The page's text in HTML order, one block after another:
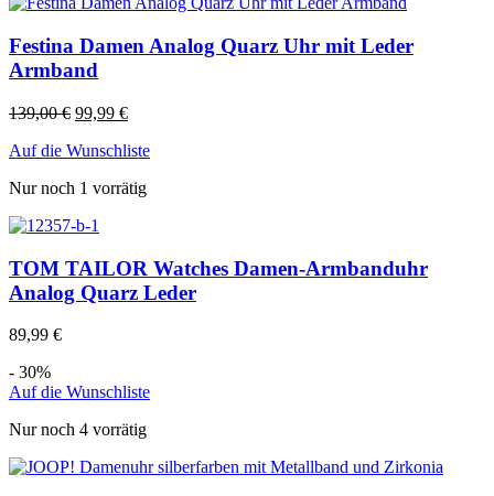
Festina Damen Analog Quarz Uhr mit Leder
Armband
139,00€ 99,99 €
Auf die Wunschliste
Nur noch 1 vorrätig
TOM TAILOR Watches Damen-Armbanduhr
Analog Quarz Leder
89,99 €
- 30%
Auf die Wunschliste
Nur noch 4 vorrätig